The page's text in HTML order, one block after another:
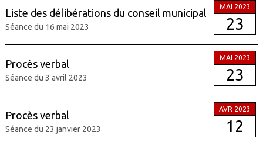
Liste des délibérations du conseil municipal
Séance du 16 mai 2023
MAI 2023
23
Procès verbal
Séance du 3 avril 2023
MAI 2023
23
Procès verbal
Séance du 23 janvier 2023
AVR 2023
12